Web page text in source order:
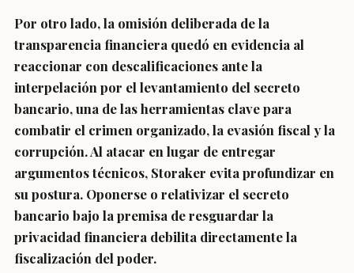
Por otro lado, la omisión deliberada de la
transparencia financiera quedó en evidencia al
reaccionar con descalificaciones ante la
interpelación por el levantamiento del secreto
bancario, una de las herramientas clave para
combatir el crimen organizado, la evasión fiscal y la
corrupción. Al atacar en lugar de entregar
argumentos técnicos, Storaker evita profundizar en
su postura. Oponerse o relativizar el secreto
bancario bajo la premisa de resguardar la
privacidad financiera debilita directamente la
fiscalización del poder.